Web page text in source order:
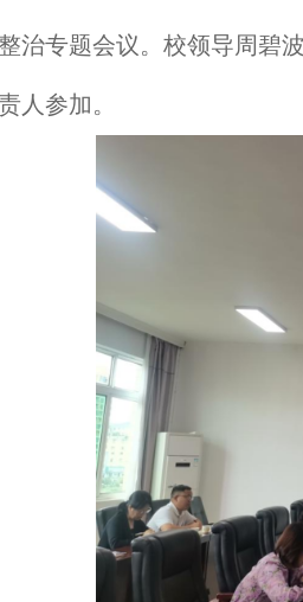
治专题会议。校领导周碧
人参加。